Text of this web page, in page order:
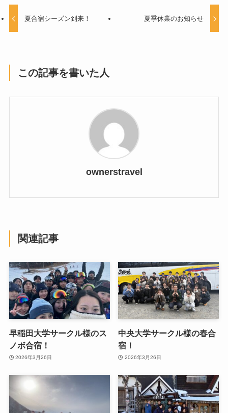
夏合宿シーズン到来！ 夏季休業のお知らせ
この記事を書いた人
ownerstravel
関連記事
早稲田大学サークル様のス
ノボ合宿！
2026年3月26日
中央大学サークル様の春合
宿！
2026年3月26日